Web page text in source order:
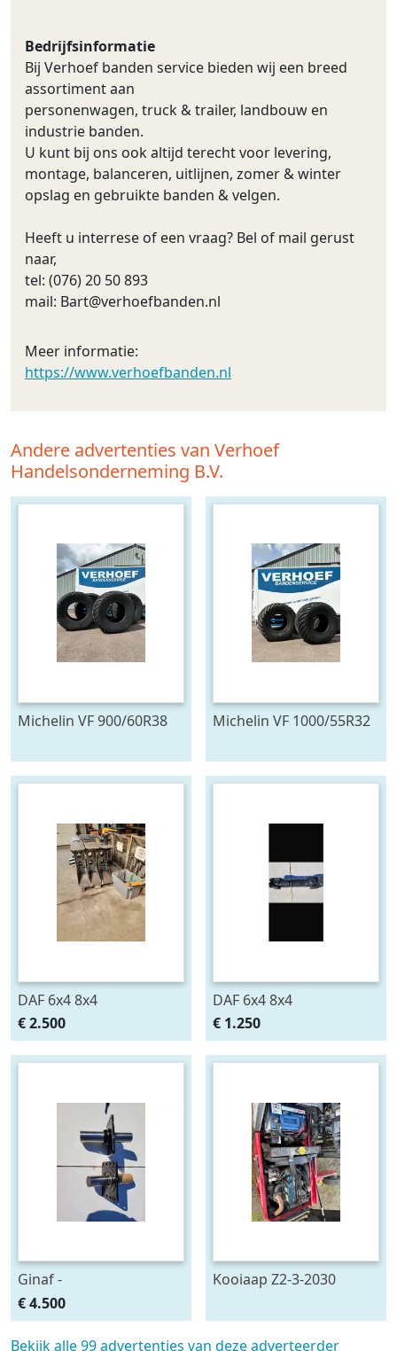
Bedrijfsinformatie
Bij Verhoef banden service bieden wij een breed
assortiment aan
personenwagen, truck & trailer, landbouw en
industrie banden.
U kunt bij ons ook altijd terecht voor levering,
montage, balanceren, uitlijnen, zomer & winter
opslag en gebruikte banden & velgen.
Heeft u interrese of een vraag? Bel of mail gerust
naar,
tel: (076) 20 50 893
mail: Bart@verhoefbanden.nl
Meer informatie:
https://www.verhoefbanden.nl
Andere advertenties van Verhoef
Handelsonderneming B.V.
Michelin VF 900/60R38
Michelin VF 1000/55R32
DAF 6x4 8x4
€ 2.500
DAF 6x4 8x4
€ 1.250
Ginaf -
€ 4.500
Kooiaap Z2-3-2030
Bekijk alle 99 advertenties van deze adverteerder